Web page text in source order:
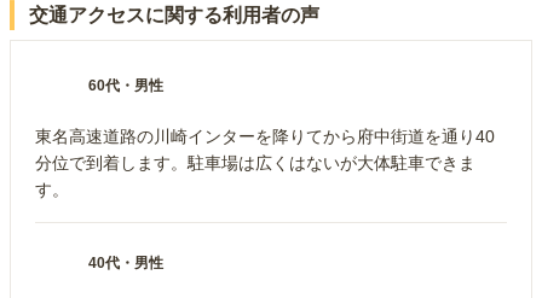
交通アクセスに関する利用者の声
60代 ・ 男性
東名高速道路の川崎インターを降りてから府中街道を通り40
分位で到着します。駐車場は広くはないが大体駐車できま
す。
40代 ・ 男性